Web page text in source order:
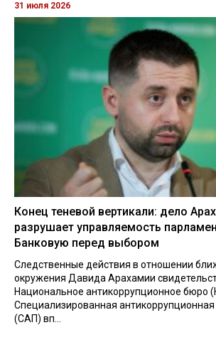
31 июля 2026
Конец теневой вертикали: дело
разрушает управляемость
Банковую перед выбором
Следственные действия в отношении
окружения Давида Арахамии
Национальное антикоррупционное бюро
Специализированная антикоррупционная
(САП) вп...